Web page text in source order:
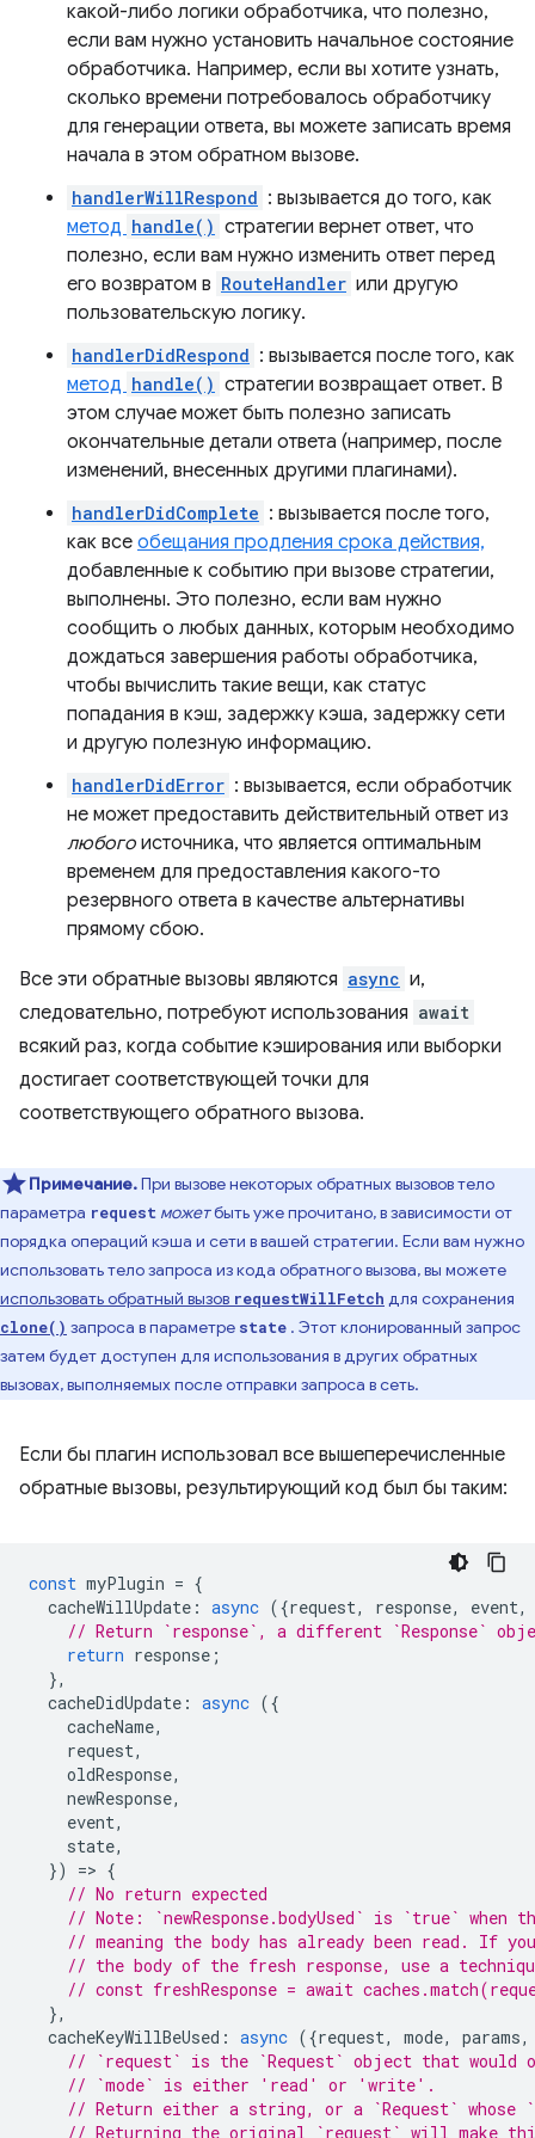
какой-либо логики обработчика, что полезно,
если вам нужно установить начальное состояние
обработчика. Например, если вы хотите узнать,
сколько времени потребовалось обработчику
для генерации ответа, вы можете записать время
начала в этом обратном вызове.
handlerWillRespond : вызывается до того, как
метод handle() стратегии вернет ответ, что
полезно, если вам нужно изменить ответ перед
его возвратом в RouteHandler или другую
пользовательскую логику.
handlerDidRespond : вызывается после того, как
метод handle() стратегии возвращает ответ. В
этом случае может быть полезно записать
окончательные детали ответа (например, после
изменений, внесенных другими плагинами).
handlerDidComplete : вызывается после того,
как все обещания продления срока действия,
добавленные к событию при вызове стратегии,
выполнены. Это полезно, если вам нужно
сообщить о любых данных, которым необходимо
дождаться завершения работы обработчика,
чтобы вычислить такие вещи, как статус
попадания в кэш, задержку кэша, задержку сети
и другую полезную информацию.
handlerDidError : вызывается, если обработчик
не может предоставить действительный ответ из
любого источника, что является оптимальным
временем для предоставления какого-то
резервного ответа в качестве альтернативы
прямому сбою.
Все эти обратные вызовы являются async и,
следовательно, потребуют использования await
всякий раз, когда событие кэширования или выборки
достигает соответствующей точки для
соответствующего обратного вызова.
Примечание.При вызове некоторых обратных вызовов тело
параметра request можетбыть уже прочитано, в зависимости от
порядка операций кэша и сети в вашей стратегии. Если вам нужно
использовать тело запроса из кода обратного вызова, вы можете
использовать обратный вызов requestWillFetch для сохранения
clone() запроса в параметре state . Этот клонированный запрос
затем будет доступен для использования в других обратных
вызовах, выполняемых после отправки запроса в сеть.
Если бы плагин использовал все вышеперечисленные
обратные вызовы, результирующий код был бы таким:
const myPlugin = {
cacheWillUpdate : async ({request, response, event,
// Return `response`, a different `Response`
return response ;
},
cacheDidUpdate : async ({
cacheName,
request,
oldResponse,
newResponse,
event,
state,
})
=> {
// No return expected
// Note: `newResponse.bodyUsed` is `true`
// meaning the body has already been read. If
// the body of the fresh response, use a
// const freshResponse = await
},
cacheKeyWillBeUsed : async ({request, mode, params,
// `request` is the `Request` object that would
// `mode` is either 'read' or 'write'.
// Return either a string, or a `Request` whose
// Returning the original `request` will make